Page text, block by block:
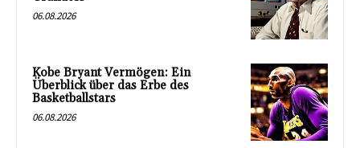
06.08.2026
Kobe Bryant Vermögen: Ein
Überblick über das Erbe des
Basketballstars
06.08.2026